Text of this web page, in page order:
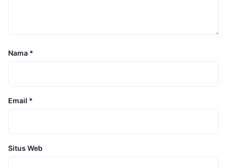
Nama *
Email *
Situs Web